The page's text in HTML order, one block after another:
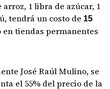
1 libra de azúcar, 1
tendrá un costo de 15
tiendas permanentes
José Raúl Mulino, se
el 55% del precio de la